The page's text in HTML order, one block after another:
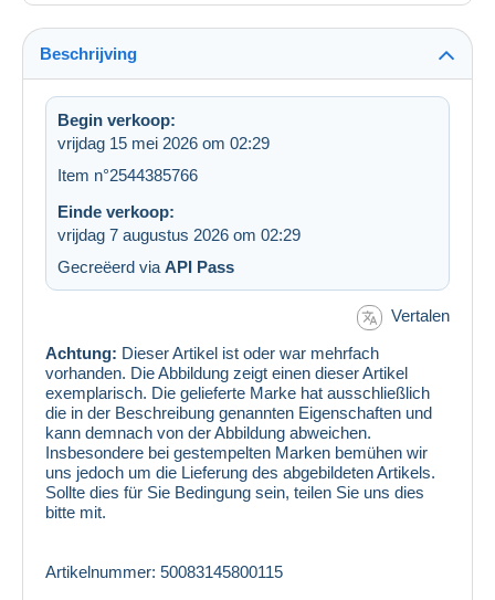
Beschrijving
Begin verkoop:
vrijdag 15 mei 2026 om 02:29
Item n°2544385766
Einde verkoop:
vrijdag 7 augustus 2026 om 02:29
Gecreëerd via API Pass
Vertalen
Achtung: Dieser Artikel ist oder war mehrfach
vorhanden. Die Abbildung zeigt einen dieser Artikel
exemplarisch. Die gelieferte Marke hat ausschließlich
die in der Beschreibung genannten Eigenschaften und
kann demnach von der Abbildung abweichen.
Insbesondere bei gestempelten Marken bemühen wir
uns jedoch um die Lieferung des abgebildeten Artikels.
Sollte dies für Sie Bedingung sein, teilen Sie uns dies
bitte mit.
Artikelnummer: 50083145800115